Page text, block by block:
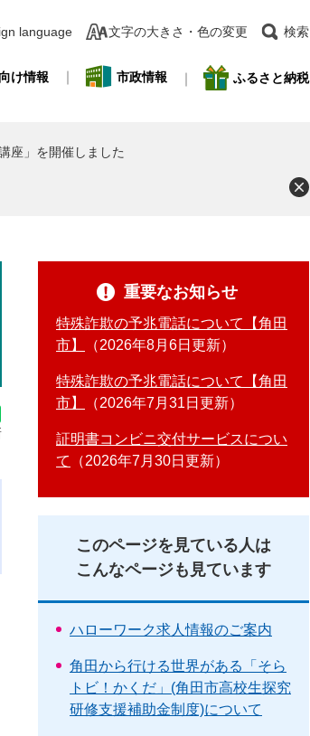
language 文字の大きさ・色の変更 検索
け情報 市政情報 ふるさと納税
座」を開催しました
重要なお知らせ
特殊詐欺の予兆電話について【角田
市】
2026年8月6日更新
特殊詐欺の予兆電話について【角田
市】
2026年7月31日更新
証明書コンビニ交付サービスについ
て
2026年7月30日更新
このページを見ている人は
こんなページも見ています
ハローワーク求人情報のご案内
角田から行ける世界がある「そら
トビ！かくだ」(角田市高校生探究
研修支援補助金制度)について